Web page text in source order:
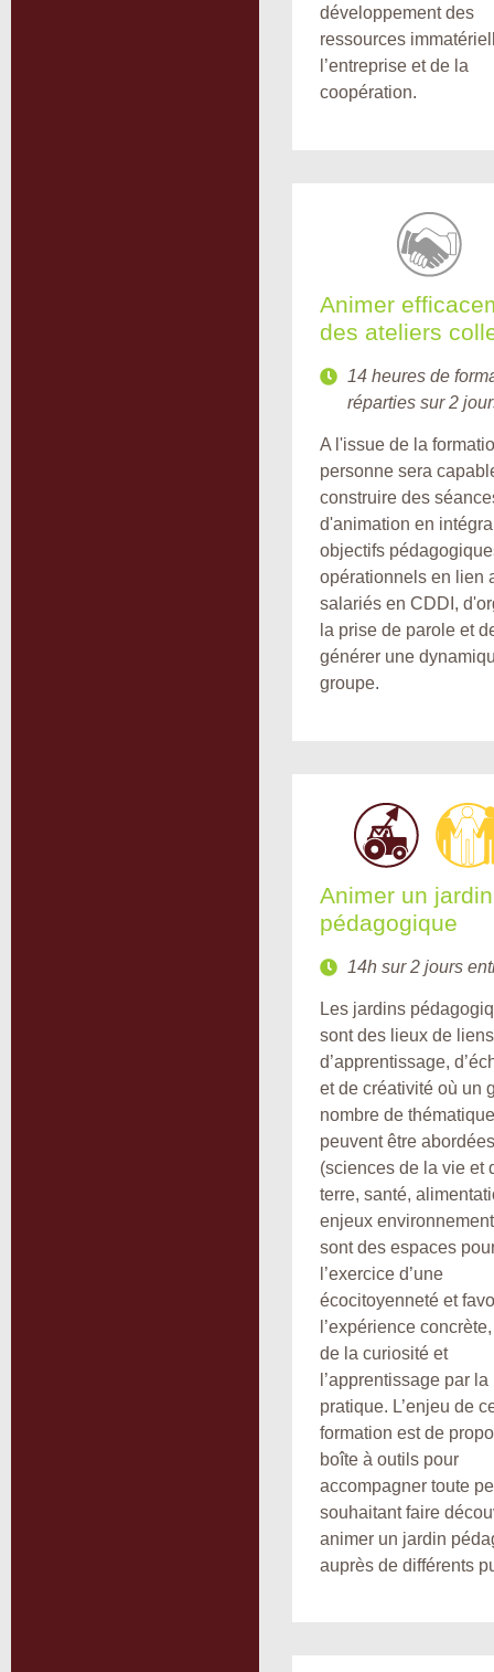
développement des
ressources
l’entreprise et de la
coopération.
Animer
des ateliers
14 heures de
réparties sur 2
A l'issue de la
personne sera
construire des
d'animation en
objectifs
opérationnels en lien
salariés en CDDI,
la prise de parole et
générer une
groupe.
Animer un jardin
pédagogique
14h sur 2 jours
Les jardins
sont des lieux de
d’apprentissage,
et de créativité où un
nombre de
peuvent être abordées
(sciences de la vie et
terre, santé,
enjeux
sont des espaces
l’exercice d’une
écocitoyenneté et
l’expérience
de la curiosité et
l’apprentissage par la
pratique. L’enjeu de
formation est de
boîte à outils pour
accompagner toute
souhaitant faire
animer un jardin
auprès de différents